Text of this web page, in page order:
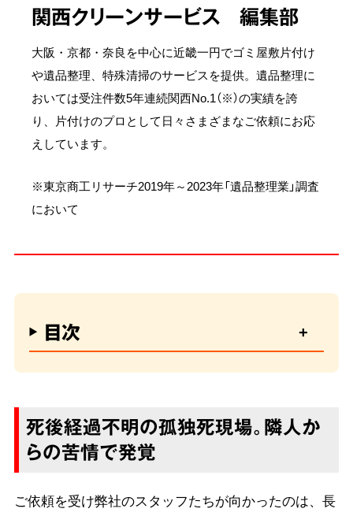
関西クリーンサービス 編集部
大阪・京都・奈良を中心に近畿一円でゴミ屋敷片付け
や遺品整理、特殊清掃のサービスを提供。遺品整理に
おいては受注件数5年連続関西No.1（※）の実績を誇
り、片付けのプロとして日々さまざまなご依頼にお応
えしています。
※東京商工リサーチ2019年～2023年「遺品整理業」調査
において
目次
死後経過不明の孤独死現場。隣人か
らの苦情で発覚
ご依頼を受け弊社のスタッフたちが向かったのは、長